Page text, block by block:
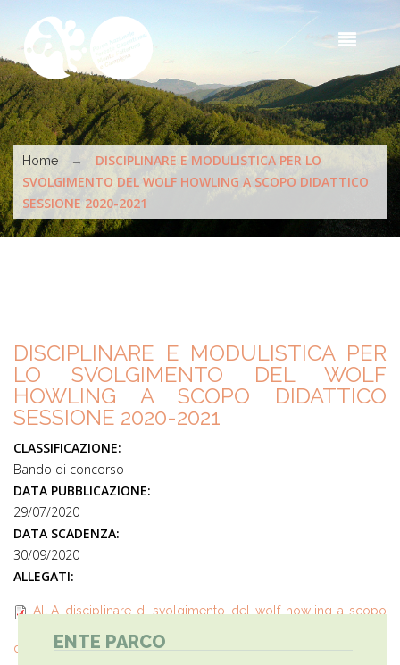
Tu sei qui
Home →
DISCIPLINARE E MODULISTICA PER LO
SVOLGIMENTO DEL WOLF HOWLING A SCOPO DIDATTICO
SESSIONE 2020-2021
DISCIPLINARE E MODULISTICA PER
LO SVOLGIMENTO DEL WOLF
HOWLING A SCOPO DIDATTICO
SESSIONE 2020-2021
CLASSIFICAZIONE:
Bando di concorso
DATA PUBBLICAZIONE:
29/07/2020
DATA SCADENZA:
30/09/2020
ALLEGATI:
All.A_disciplinare di svolgimento del wolf howling a scopo
didattico 2020-21.pdf
ENTE PARCO